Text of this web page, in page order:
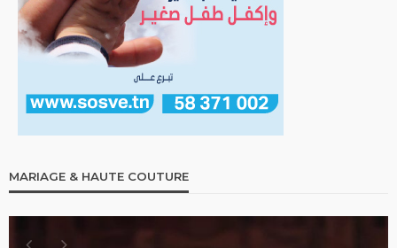
MARIAGE & HAUTE COUTURE